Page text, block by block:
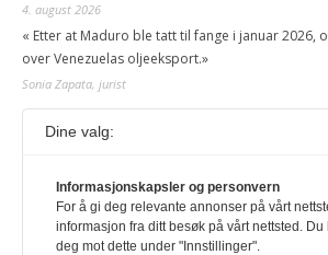
4. august 2026
« Etter at Maduro ble tatt til fange i januar 2026,
over Venezuelas oljeeksport.»
Sonia Zapata, jurist
117,8 millioner er på flukt, en
1. august 2026
Ville ha tilsvart verdens trettende største land i
denne må du ha abonnement Logg inn her Ny
Dine valg:
Informasjonskapsler og personvern
For å gi deg relevante annonser på vårt
informasjon fra ditt besøk på vårt nettsted. Du
deg mot dette under "Innstillinger".